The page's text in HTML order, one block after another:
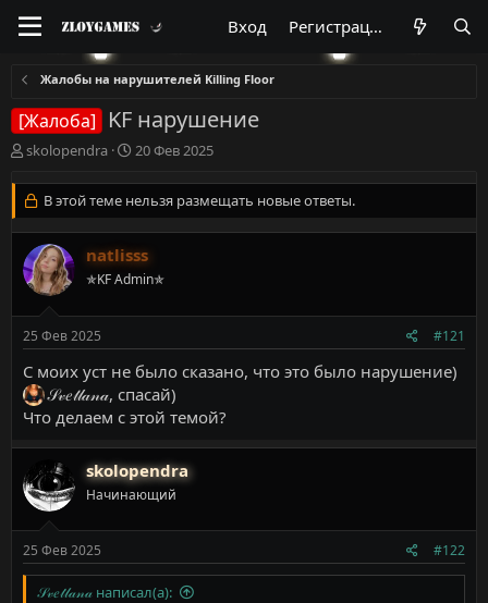
Вход Регистрация
Жалобы на нарушителей Killing Floor
[Жалоба] KF нарушение
А
т
о
т
е
м
skolopendra
Д
т
а
а
ч
а
20 Фев 2025
В этой теме нельзя размещать новые ответы.
natlisss
✯KF Admin✯
25 Фев 2025 #121
С моих уст не было сказано, что это было нарушение)
𝒮𝓋𝑒𝓉𝓁𝒶𝓃𝒶, спасай)
Что делаем с этой темой?
skolopendra
Начинающий
25 Фев 2025 #122
𝒮𝓋𝑒𝓉𝓁𝒶𝓃𝒶 написал(а):